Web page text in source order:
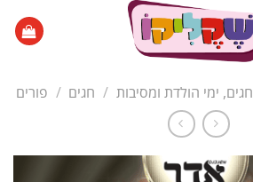
חגים, ימי הולדת ומסיבות / חגים / פורים